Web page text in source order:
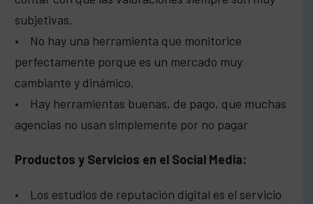
subjetivas.
• No hay una herramienta que monitorice
perfectamente porque es un mercado muy
cambiante y dinámico.
• Hay herramientas buenas, de pago, que muchas
agencias no usan simplemente por no pagar
Productos y Servicios en el Social Media:
• Los estudios de reputación digital es el servicio